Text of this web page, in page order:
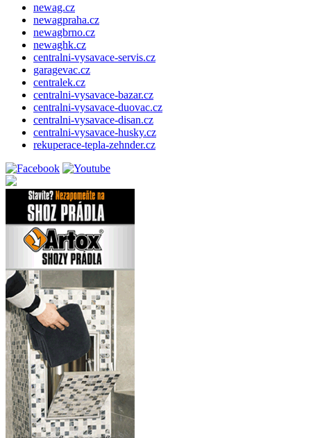
newag.cz
newagpraha.cz
newagbrno.cz
newaghk.cz
centralni-vysavace-servis.cz
garagevac.cz
centralek.cz
centralni-vysavace-bazar.cz
centralni-vysavace-duovac.cz
centralni-vysavace-disan.cz
centralni-vysavace-husky.cz
rekuperace-tepla-zehnder.cz